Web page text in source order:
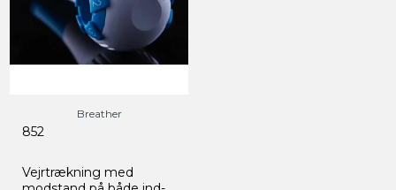
Breather
852
Vejrtrækning med